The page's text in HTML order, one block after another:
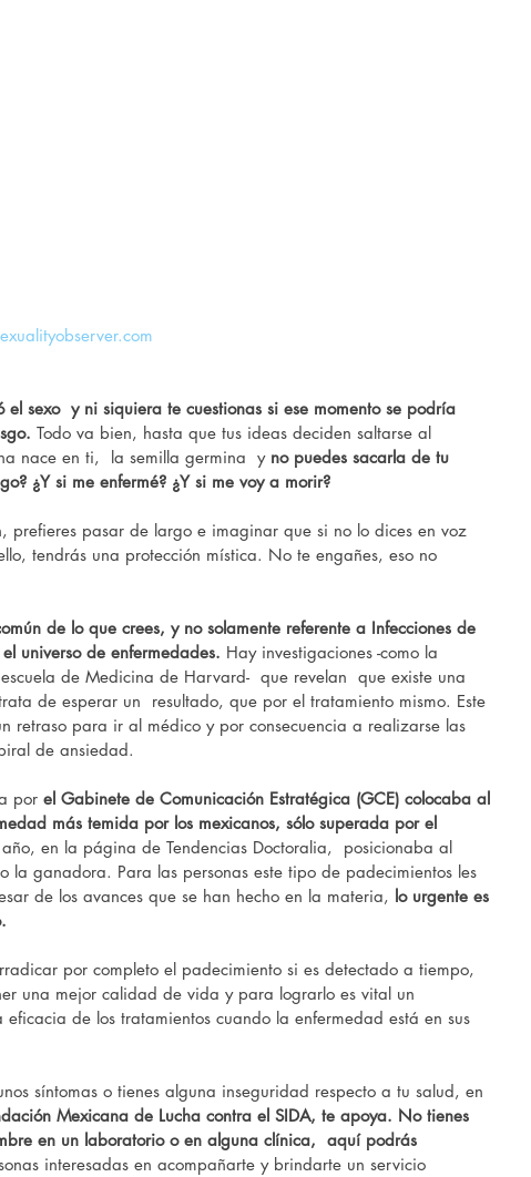
sexo  y ni siquiera te cuestionas si ese momento se podría
Todo va bien, hasta que tus ideas deciden saltarse al
nace en ti,  la semilla germina  y no puedes sacarla de tu
¿Y si me enfermé? ¿Y si me voy a morir?
prefieres pasar de largo e imaginar que si no lo dices en voz
tendrás una protección mística. No te engañes, eso no
de lo que crees, y no solamente referente a Infecciones de
universo de enfermedades. Hay investigaciones -como la
de Medicina de Harvard-  que revelan  que existe una
de esperar un  resultado, que por el tratamiento mismo. Este
retraso para ir al médico y por consecuencia a realizarse las
de ansiedad.
por el Gabinete de Comunicación Estratégica (GCE) colocaba al
más temida por los mexicanos, sólo superada por el
año, en la página de Tendencias Doctoralia,  posicionaba al
la ganadora. Para las personas este tipo de padecimientos les
de los avances que se han hecho en la materia, lo urgente es
por completo el padecimiento si es detectado a tiempo,
una mejor calidad de vida y para lograrlo es vital un
de los tratamientos cuando la enfermedad está en sus
síntomas o tienes alguna inseguridad respecto a tu salud, en
Mexicana de Lucha contra el SIDA, te apoya. No tienes
en un laboratorio o en alguna clínica,  aquí podrás
interesadas en acompañarte y brindarte un servicio